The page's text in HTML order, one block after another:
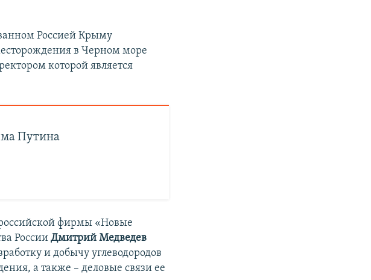
Россией Крыму
в Черном море
которой является
Путина
российской фирмы «Новые
РоссииДмитрий Медведев
и добычу углеводородов
а также – деловые связи ее